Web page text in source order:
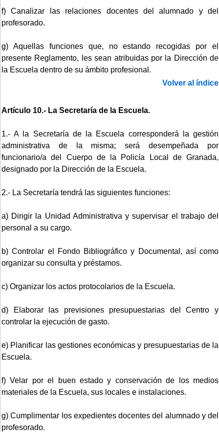
f) Canalizar las relaciones docentes del alumnado y del
profesorado.
g) Aquellas funciones que, no estando recogidas por el
presente Reglamento, les sean atribuidas por la Dirección de
la Escuela dentro de su ámbito profesional.
Volver al índice
Artículo 10.- La Secretaría de la Escuela.
1.- A la Secretaría de la Escuela corresponderá la gestión
administrativa de la misma; será desempeñada por
funcionario/a del Cuerpo de la Policía Local de Granada,
designado por la Dirección de la Escuela.
2.- La Secretaría tendrá las siguientes funciones:
a) Dirigir la Unidad Administrativa y supervisar el trabajo del
personal a su cargo.
b) Controlar el Fondo Bibliográfico y Documental, así como
organizar su consulta y préstamos.
c) Organizar los actos protocolarios de la Escuela.
d) Elaborar las previsiones presupuestarias del Centro y
controlar la ejecución de gasto.
e) Planificar las gestiones económicas y presupuestarias de la
Escuela.
f) Velar por el buen estado y conservación de los medios
materiales de la Escuela, sus locales e instalaciones.
g) Cumplimentar los expedientes docentes del alumnado y del
profesorado.